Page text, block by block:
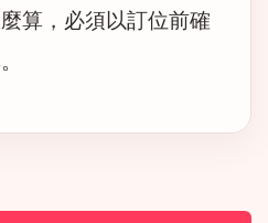
算，必須以訂位前確